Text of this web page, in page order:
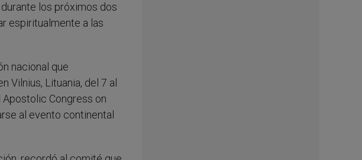
los próximos dos
espiritualmente a las
nacional que
Vilnius, Lituania, del 7 al
Apostolic Congress on
al evento continental